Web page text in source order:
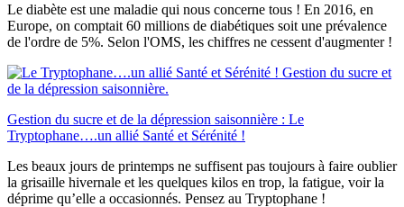
Le diabète est une maladie qui nous concerne tous ! En 2016, en
Europe, on comptait 60 millions de diabétiques soit une prévalence
de l'ordre de 5%. Selon l'OMS, les chiffres ne cessent d'augmenter !
Gestion du sucre et de la dépression saisonnière : Le
Tryptophane….un allié Santé et Sérénité !
Les beaux jours de printemps ne suffisent pas toujours à faire oublier
la grisaille hivernale et les quelques kilos en trop, la fatigue, voir la
déprime qu’elle a occasionnés. Pensez au Tryptophane !